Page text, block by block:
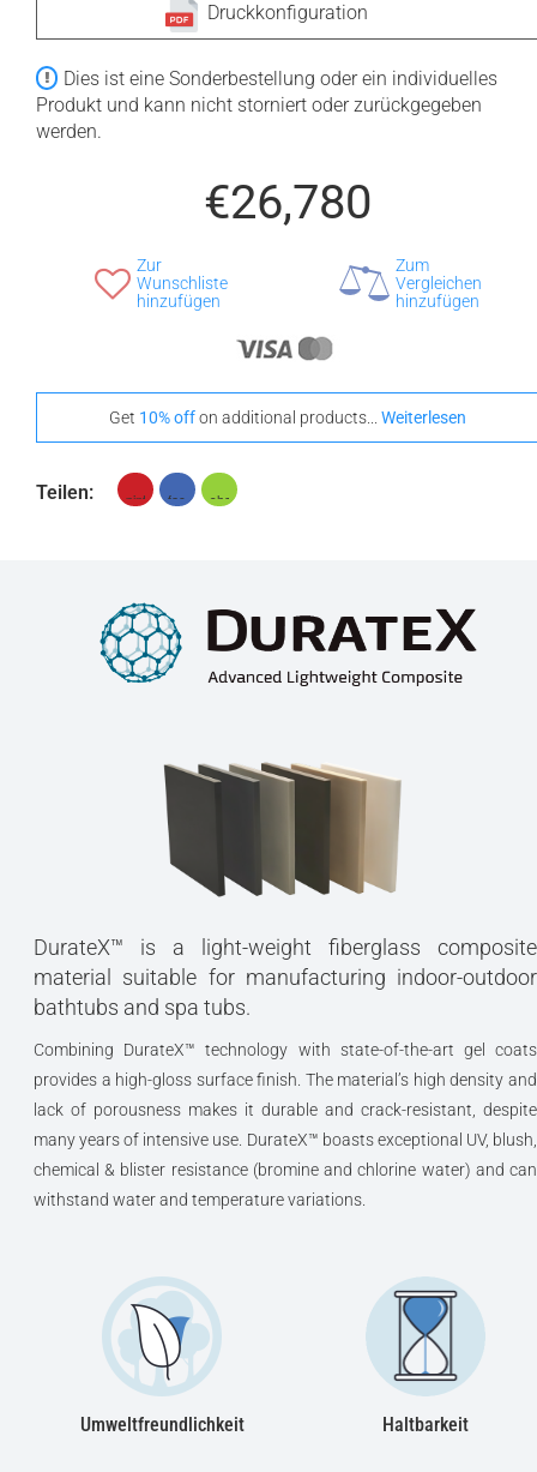
Druckkonfiguration
Dies ist eine Sonderbestellung oder ein individuelles
Produkt und kann nicht storniert oder zurückgegeben
werden.
€26,780
Zur
Wunschliste
hinzufügen
Zum
Vergleichen
hinzufügen
Get 10% offon additional products... Weiterlesen
Teilen:
DurateX™ is a light-weight fiberglass composite
material suitable for manufacturing indoor-outdoor
bathtubs and spa tubs.
Combining DurateX™ technology with state-of-the-art gel coats
provides a high-gloss surface finish. The material’s high density and
lack of porousness makes it durable and crack-resistant, despite
many years of intensive use. DurateX™ boasts exceptional UV, blush,
chemical & blister resistance (bromine and chlorine water) and can
withstand water and temperature variations.
Umweltfreundlichkeit Haltbarkeit